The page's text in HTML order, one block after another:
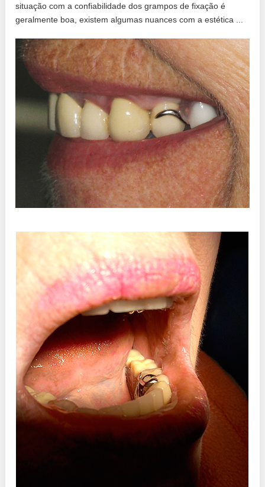
situação com a confiabilidade dos grampos de fixação é
geralmente boa, existem algumas nuances com a estética ...